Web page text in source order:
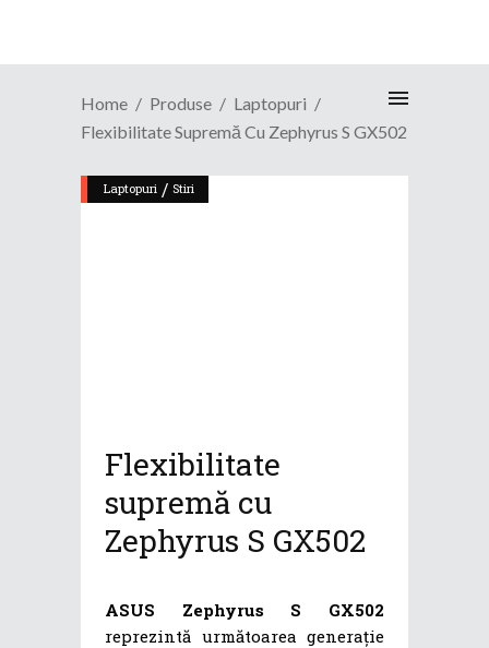
Home Produse
Laptopuri
Flexibilitate Supremă Cu Zephyrus S GX502
Laptopuri / Stiri
Flexibilitate
supremă cu
Zephyrus S GX502
ASUS Zephyrus S GX502
reprezintă următoarea generație